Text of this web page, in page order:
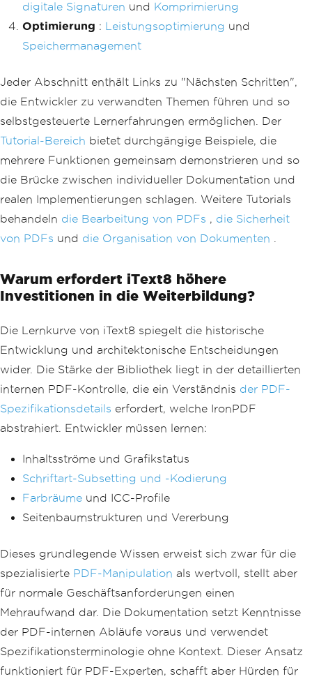
digitale Signaturen und Komprimierung
Optimierung : Leistungsoptimierung und
Speichermanagement
Jeder Abschnitt enthält Links zu "Nächsten Schritten",
die Entwickler zu verwandten Themen führen und so
selbstgesteuerte Lernerfahrungen ermöglichen. Der
Tutorial-Bereich bietet durchgängige Beispiele, die
mehrere Funktionen gemeinsam demonstrieren und so
die Brücke zwischen individueller Dokumentation und
realen Implementierungen schlagen. Weitere Tutorials
behandeln die Bearbeitung von PDFs , die Sicherheit
von PDFs und die Organisation von Dokumenten
Warum erfordert iText8 höhere
Investitionen in die Weiterbildung?
Die Lernkurve von iText8 spiegelt die historische
Entwicklung und architektonische Entscheidungen
wider. Die Stärke der Bibliothek liegt in der detaillierten
internen PDF-Kontrolle, die ein Verständnis der PDF-
Spezifikationsdetails erfordert, welche IronPDF
abstrahiert. Entwickler müssen lernen:
Inhaltsströme und Grafikstatus
Schriftart-Subsetting und -Kodierung
Farbräume und ICC-Profile
Seitenbaumstrukturen und Vererbung
Dieses grundlegende Wissen erweist sich zwar für die
spezialisierte PDF-Manipulation als wertvoll, stellt aber
für normale Geschäftsanforderungen einen
Mehraufwand dar. Die Dokumentation setzt Kenntnisse
der PDF-internen Abläufe voraus und verwendet
Spezifikationsterminologie ohne Kontext. Dieser Ansatz
funktioniert für PDF-Experten, schafft aber Hürden für